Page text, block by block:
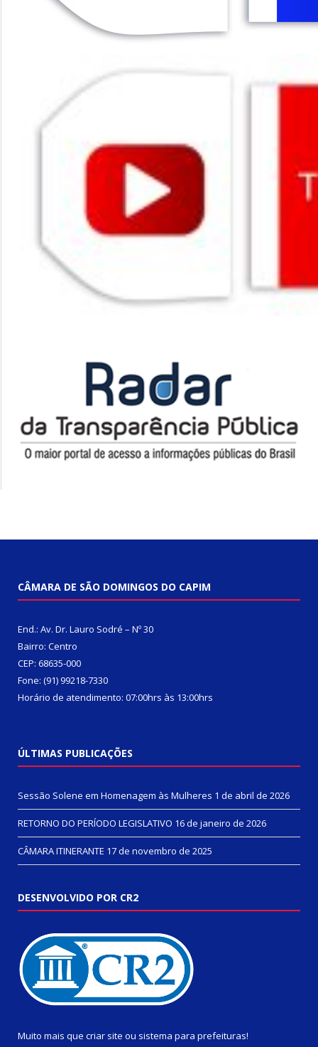
CÂMARA DE SÃO DOMINGOS DO CAPIM
End.: Av. Dr. Lauro Sodré – Nº 30
Bairro: Centro
CEP: 68635-000
Fone: (91) 99218-7330
Horário de atendimento: 07:00hrs às 13:00hrs
ÚLTIMAS PUBLICAÇÕES
Sessão Solene em Homenagem às Mulheres 1 de abril de 2026
RETORNO DO PERÍODO LEGISLATIVO 16 de janeiro de 2026
CÂMARA ITINERANTE 17 de novembro de 2025
DESENVOLVIDO POR CR2
Muito mais que criar site ou sistema para prefeituras!